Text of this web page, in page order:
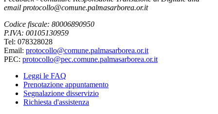
email protocollo@comune.palmasarborea.or.it
Codice fiscale: 80006890950
P.IVA: 00105130959
Tel: 078328028
Email: protocollo@comune.palmasarborea.or.it
PEC: protocollo@pec.comune.palmasarborea.or.it
Leggi le FAQ
Prenotazione appuntamento
Segnalazione disservizio
Richiesta d'assistenza